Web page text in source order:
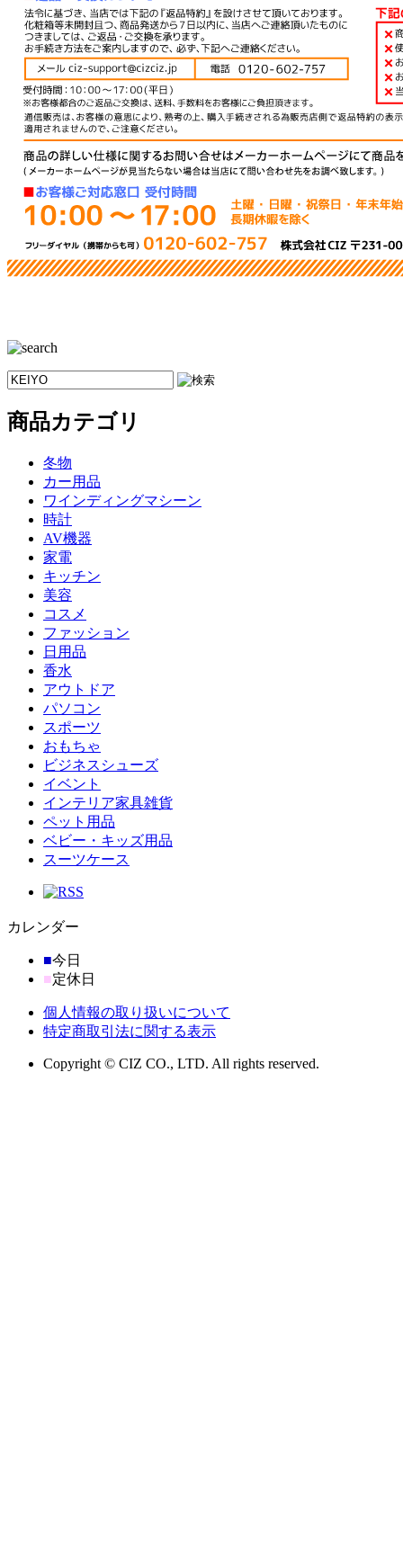
商品カテゴリ
冬物
カー用品
ワインディングマシーン
時計
AV機器
家電
キッチン
美容
コスメ
ファッション
日用品
香水
アウトドア
パソコン
スポーツ
おもちゃ
ビジネスシューズ
イベント
インテリア家具雑貨
ペット用品
ベビー・キッズ用品
スーツケース
カレンダー
■今日
■定休日
個人情報の取り扱いについて
特定商取引法に関する表示
Copyright © CIZ CO., LTD. All rights reserved.